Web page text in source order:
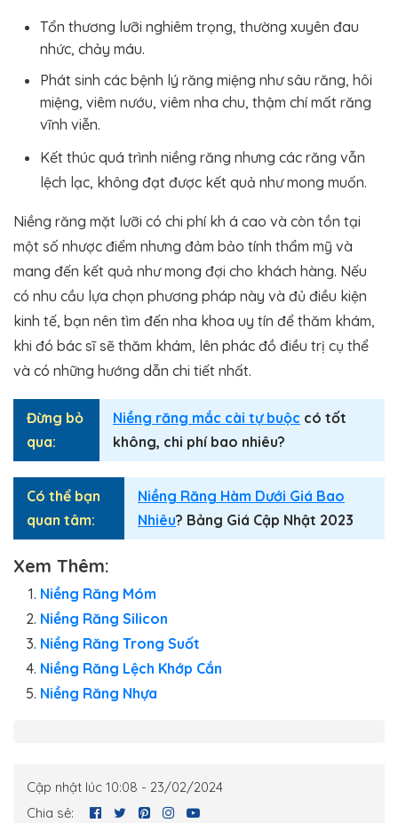
Tổn thương lưỡi nghiêm trọng, thường xuyên đau
nhức, chảy máu.
Phát sinh các bệnh lý răng miệng như sâu răng, hôi
miệng, viêm nướu, viêm nha chu, thậm chí mất răng
vĩnh viễn.
Kết thúc quá trình niềng răng nhưng các răng vẫn
lệch lạc, không đạt được kết quả như mong muốn.
Niềng răng mặt lưỡi có chi phí kh á cao và còn tồn tại
một số nhược điểm nhưng đảm bảo tính thẩm mỹ và
mang đến kết quả như mong đợi cho khách hàng. Nếu
có nhu cầu lựa chọn phương pháp này và đủ điều kiện
kinh tế, bạn nên tìm đến nha khoa uy tín để thăm khám,
khi đó bác sĩ sẽ thăm khám, lên phác đồ điều trị cụ thể
và có những hướng dẫn chi tiết nhất.
Đừng bỏ
qua:
Niềng răng mắc cài tự buộc có tốt
không, chi phí bao nhiêu?
Có thể bạn
quan tâm:
Niềng Răng Hàm Dưới Giá Bao
Nhiêu? Bảng Giá Cập Nhật 2023
Xem Thêm:
Niềng Răng Móm
Niềng Răng Silicon
Niềng Răng Trong Suốt
Niềng Răng Lệch Khớp Cắn
Niềng Răng Nhựa
Cập nhật lúc 10:08 - 23/02/2024
Chia sẻ: